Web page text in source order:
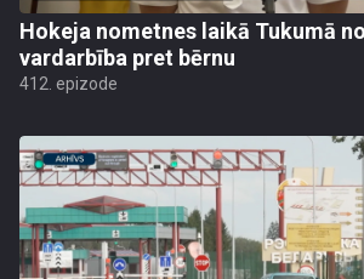
Hokeja nometnes laikā Tukumā
vardarbība pret bērnu
412. epizode